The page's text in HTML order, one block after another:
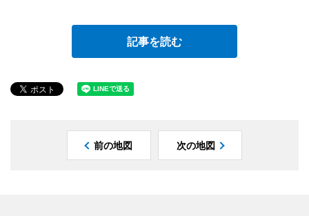
記事を読む
前の地図 次の地図